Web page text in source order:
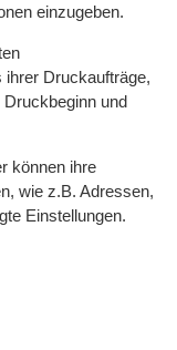
einzugeben.
ihrer Druckaufträge,
und
können ihre
wie z.B. Adressen,
Einstellungen.